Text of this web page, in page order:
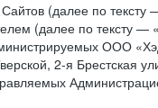
(далее по
(далее по тексту
ООО
2-я